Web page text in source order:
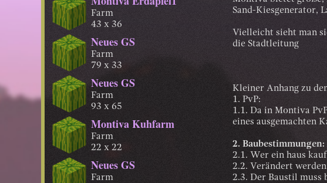
Sand-Kiesgenerator,
Vielleicht sieht man
die Stadtleitung
Kleiner Anhang zu
1. PvP:
1.1. Da in Montiva
eines ausgemachten
2. Baubestimmungen:
2.1. Wer ein haus
2.2. Verändert
2.3. Der Baustil muss
Farm
43 x 36
Neues GS
Farm
79 x 33
Neues GS
Farm
93 x 65
Montiva Kuhfarm
Farm
22 x 22
Neues GS
Farm